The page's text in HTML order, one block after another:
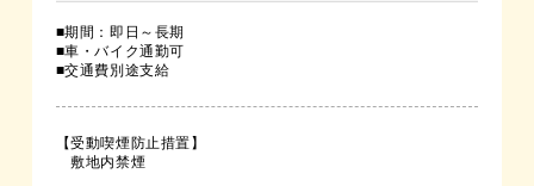
■期間：即日～長期
■車・バイク通勤可
■交通費別途支給
【受動喫煙防止措置】
敷地内禁煙